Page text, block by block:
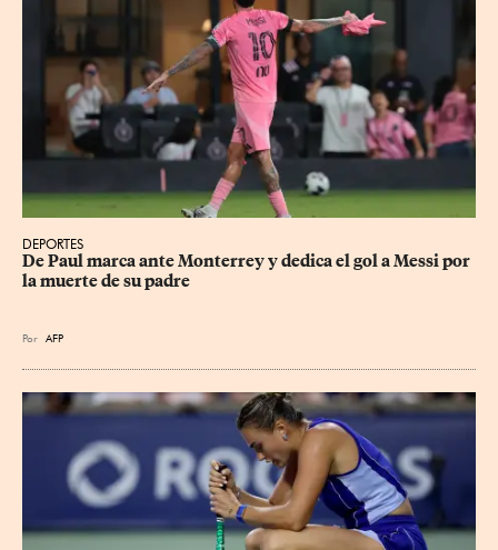
DEPORTES
De Paul marca ante Monterrey y dedica el gol a Messi por
la muerte de su padre
Por AFP